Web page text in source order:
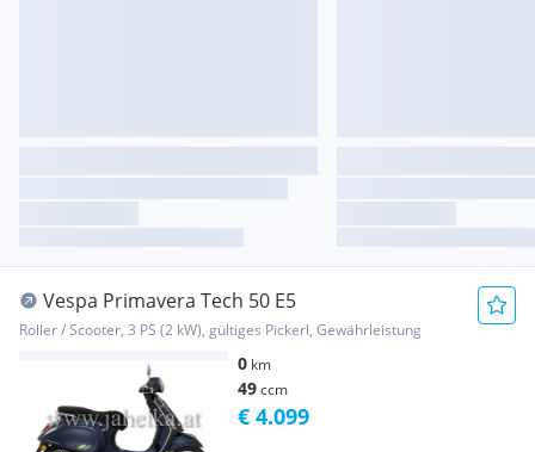
Vespa Primavera Tech 50 E5
Roller / Scooter, 3 PS (2 kW), gültiges Pickerl, Gewährleistung
0 km
49ccm
€ 4.099